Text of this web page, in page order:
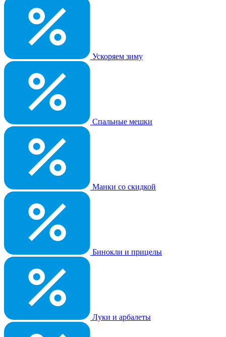
Ускоряем зиму
Спальные мешки
Манки со скидкой
Бинокли и прицелы
Луки и арбалеты